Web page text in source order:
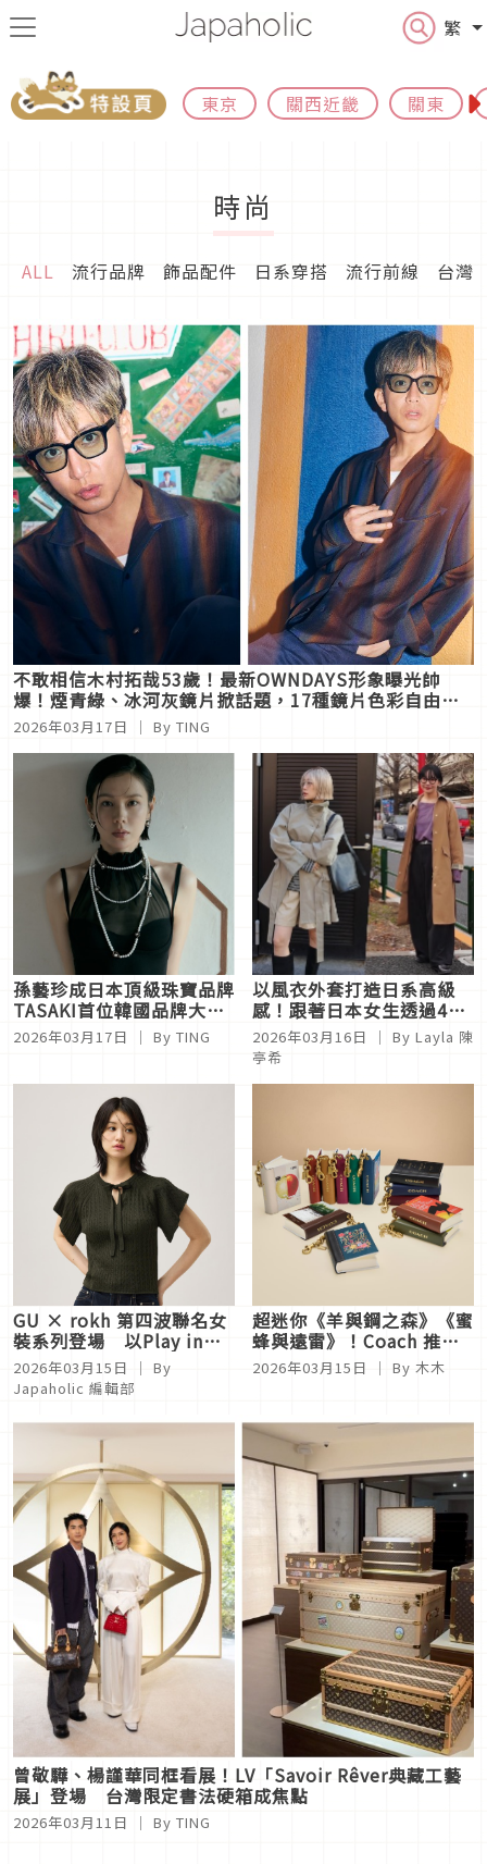
繁
東京 關西近畿 關東
時尚
ALL 流行品牌 飾品配件 日系穿搭 流行前線 台灣
不敢相信木村拓哉53歲！最新OWNDAYS形象曝光帥
爆！煙青綠、冰河灰鏡片掀話題，17種鏡片色彩自由搭
配
2026年03月17日 ｜ By TING
孫藝珍成日本頂級珠寶品牌
TASAKI首位韓國品牌大
使！絕美大片曝光，網友吶
喊：好有氣質！
2026年03月17日 ｜ By TING
以風衣外套打造日系高級
感！跟著日本女生透過4招
搭配營造注目層次
2026年03月16日 ｜ By Layla 陳
亭希
GU × rokh 第四波聯名女
裝系列登場 以Play in
Style主題詮釋工裝與浪漫
荷葉時尚
2026年03月15日
｜ By
Japaholic 編輯部
超迷你《羊與鋼之森》《蜜
蜂與遠雷》！Coach 推出
可閱讀書本吊飾及期間限定
工作坊
2026年03月15日 ｜ By 木木
曾敬驊、楊謹華同框看展！LV「Savoir Rêver典藏工藝
展」登場 台灣限定書法硬箱成焦點
2026年03月11日 ｜ By TING